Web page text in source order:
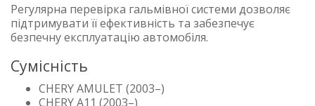
Регулярна перевірка гальмівної системи дозволяє
підтримувати її ефективність та забезпечує
безпечну експлуатацію автомобіля.
Сумісність
CHERY AMULET (2003–)
CHERY A11 (2003–)